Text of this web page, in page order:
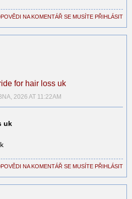
NA KOMENTÁŘ SE MUSÍTE PŘIHLÁSIT
for hair loss uk
2026 AT 11:22AM
uk
NA KOMENTÁŘ SE MUSÍTE PŘIHLÁSIT